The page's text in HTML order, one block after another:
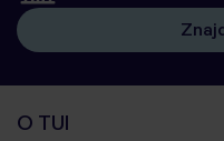
O TUI